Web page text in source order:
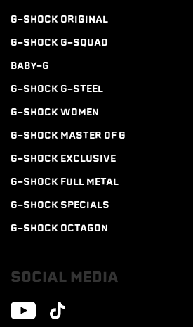
G-SHOCK ORIGINAL
G-SHOCK G-SQUAD
BABY-G
G-SHOCK G-STEEL
G-SHOCK WOMEN
G-SHOCK MASTER OF G
G-SHOCK EXCLUSIVE
G-SHOCK FULL METAL
G-SHOCK SPECIALS
G-SHOCK OCTAGON
SOCIAL MEDIA